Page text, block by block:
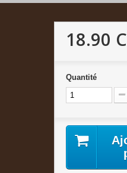
18.90
Quantité